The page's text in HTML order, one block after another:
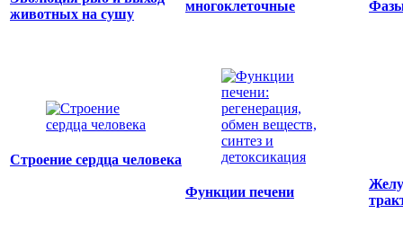
животных на сушу
многоклеточные
Фазы
Строение сердца человека
Функции печени